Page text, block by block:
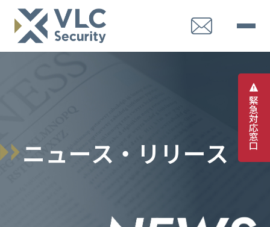
緊
急
対
応
窓
口
ニュース ・ リ リ ース